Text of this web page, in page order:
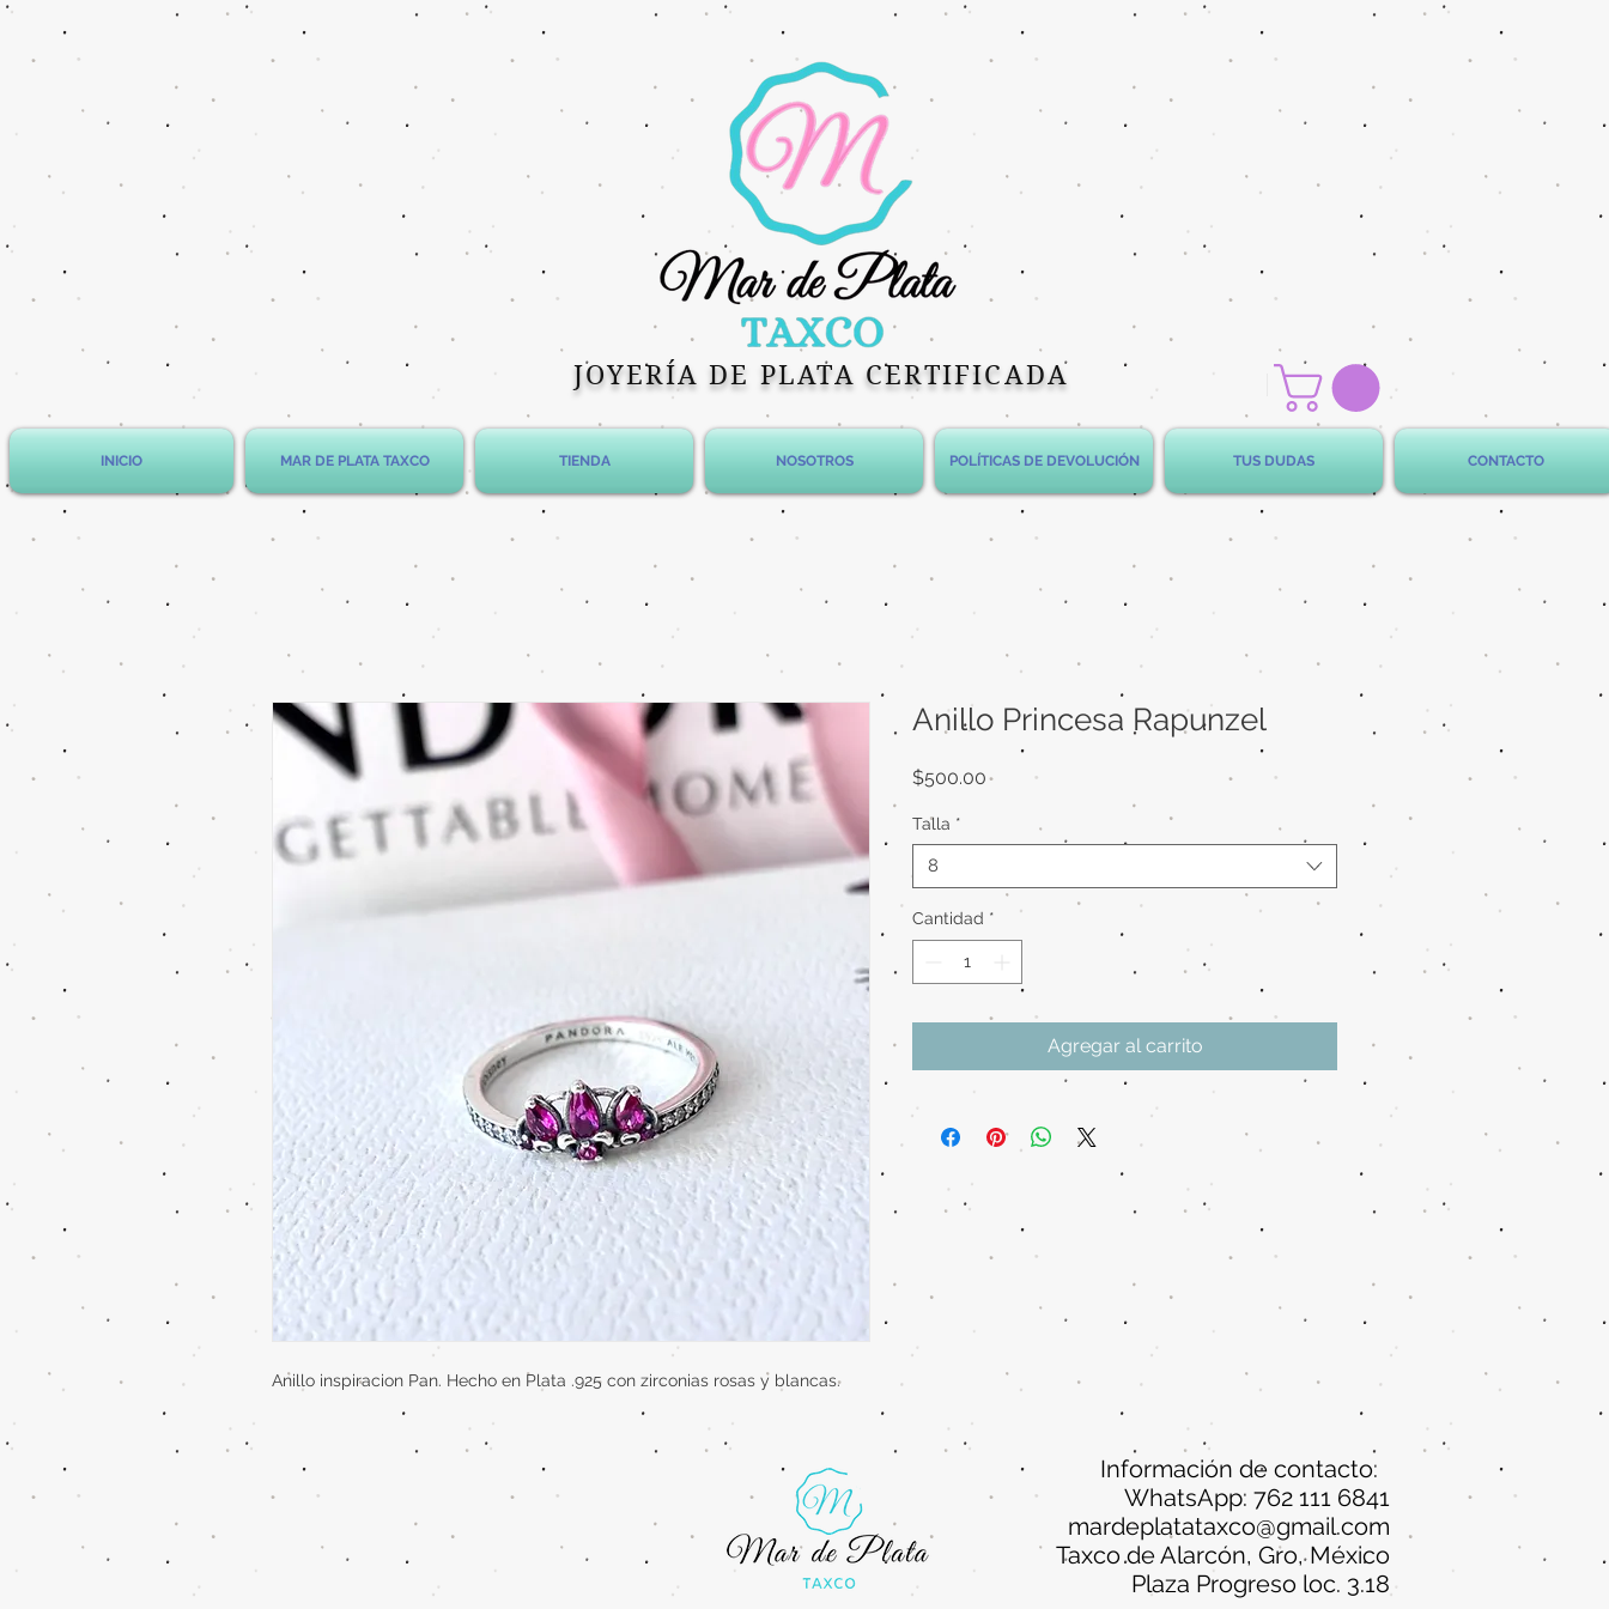
JOYERÍA DE PLATA CERTIFICADA
INICIO MAR DE PLATA TAXCO TIENDA NOSOTROS POLÍTICAS DE DEVOLUCIÓN TUS DUDAS CONTACTO
Anillo inspiracion Pan. Hecho en Plata .925 con zirconias rosas y blancas.
Anillo Princesa Rapunzel
$500.00Precio
Talla *
8
Cantidad *
Agregar al carrito
Información de contacto:
WhatsApp: 762 111 6841
mardeplatataxco@gmail.com
Taxco de Alarcón, Gro, México
Plaza Progreso loc. 3.18